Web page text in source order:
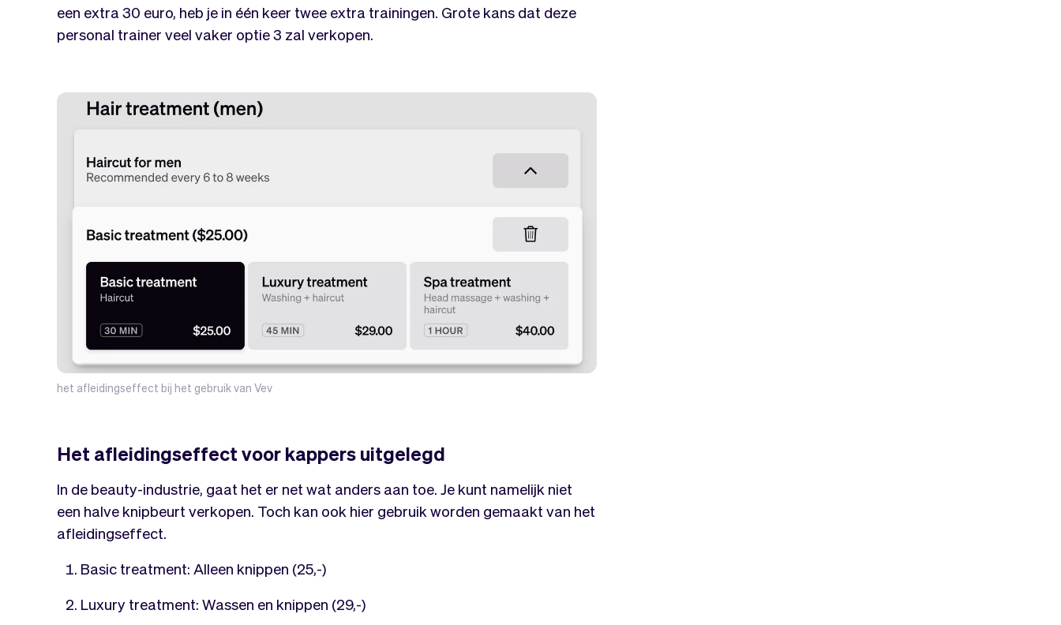
een extra 30 euro, heb je in één keer twee extra trainingen. Grote kans dat deze
personal trainer veel vaker optie 3 zal verkopen.
het afleidingseffect bij het gebruik van Vev
Het afleidingseffect voor kappers uitgelegd
In de beauty-industrie, gaat het er net wat anders aan toe. Je kunt namelijk niet
een halve knipbeurt verkopen. Toch kan ook hier gebruik worden gemaakt van het
afleidingseffect.
Basic treatment: Alleen knippen (25,-)
Luxury treatment: Wassen en knippen (29,-)